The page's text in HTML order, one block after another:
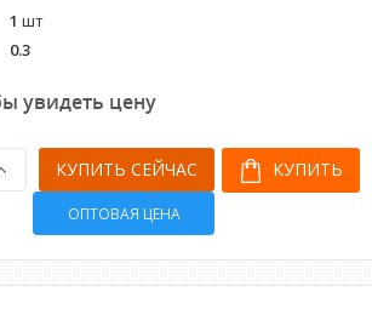
1 шт
0.3
увидеть цену
КУПИТЬ
КУПИТЬ СЕЙЧАС
ОПТОВАЯ ЦЕНА